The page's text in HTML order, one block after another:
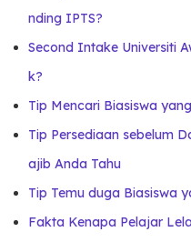
nding IPTS?
Second Intake Universiti
k?
Tip Mencari Biasiswa
Tip Persediaan sebelum
ajib Anda Tahu
Tip Temu duga Biasiswa
Fakta Kenapa Pelajar